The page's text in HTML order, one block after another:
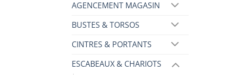
AGENCEMENT MAGASIN
BUSTES & TORSOS
CINTRES & PORTANTS
ESCABEAUX & CHARIOTS